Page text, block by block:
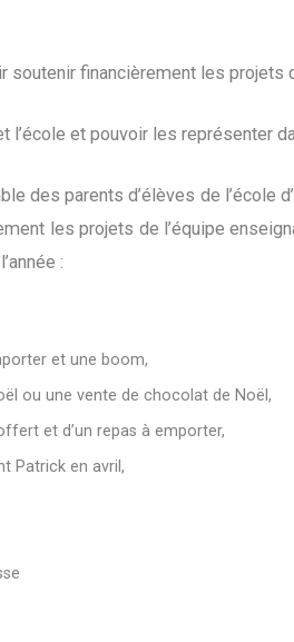
financièrement les projets
l’école et pouvoir les représenter
des parents d’élèves de l’école
les projets de l’équipe
:
et une boom,
ou une vente de chocolat de Noël,
et d’un repas à emporter,
Patrick en avril,